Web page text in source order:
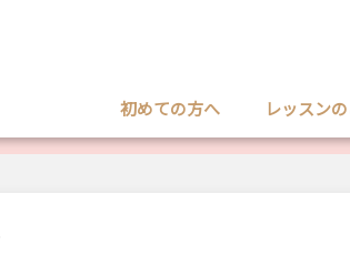
初めての方へ レッスン